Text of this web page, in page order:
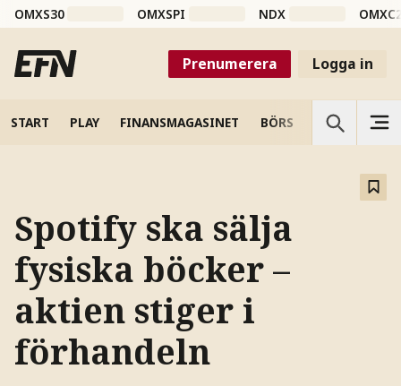
OMXS30 OMXSPI NDX
Prenumerera Logga in
START PLAY FINANSMAGASINET BÖRS VETENSKAP
Spotify ska sälja
fysiska böcker –
aktien stiger i
förhandeln